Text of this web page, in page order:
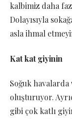
kalbimiz daha
Dolayısıyla
asla ihmal
Kat kat giyinin
Soğuk
oluşturuyor.
gibi çok katlı